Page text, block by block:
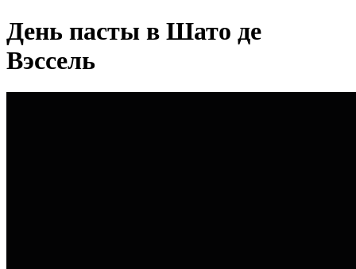
День пасты в Шато де
Вэссель